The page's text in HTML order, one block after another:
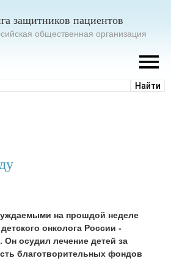
защитников пациентов
общественная организация
на прошдой неделе
онколога России -
осудил лечение детей за
благотворительных фондов